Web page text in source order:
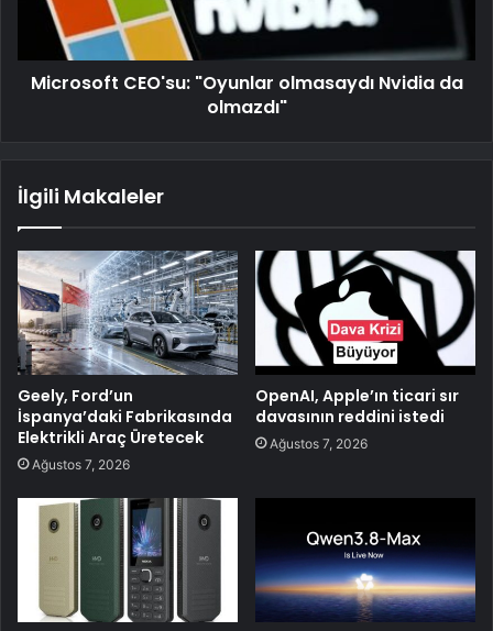
Microsoft CEO'su: "Oyunlar olmasaydı Nvidia da
olmazdı"
İlgili Makaleler
Geely, Ford’un
İspanya’daki Fabrikasında
Elektrikli Araç Üretecek
Ağustos 7, 2026
OpenAI, Apple’ın ticari sır
davasının reddini istedi
Ağustos 7, 2026